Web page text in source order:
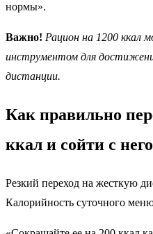
нормы».
Важно! Рацион на 1200 ккал
инструментом для
дистанции.
Как правильно
ккал и сойти с него
Резкий переход на жесткую
Калорийность суточного